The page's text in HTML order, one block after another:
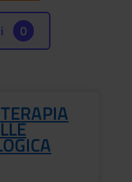
0